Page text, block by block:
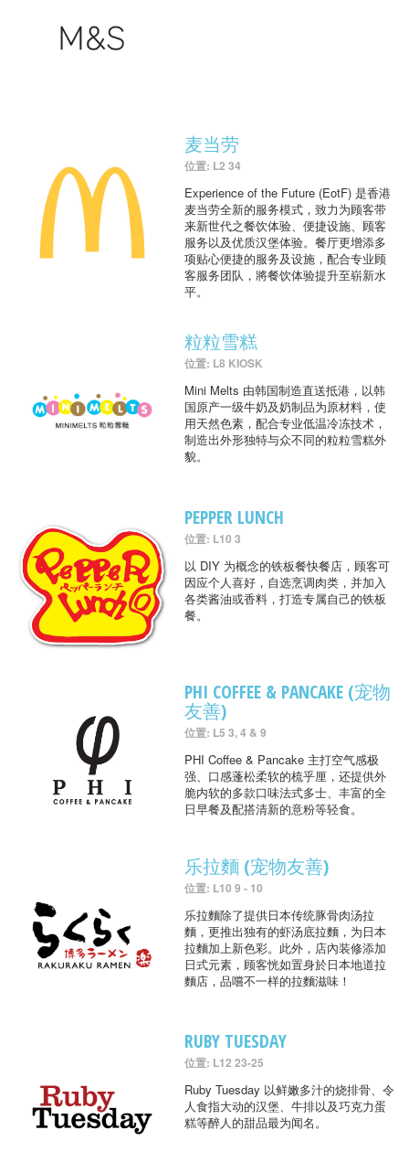
麦当劳
位置: L2 34
Experience of the Future (EotF) 是香港
麦当劳全新的服务模式，致力为顾客带
来新世代之餐饮体验、便捷设施、顾客
服务以及优质汉堡体验。餐厅更增添多
项贴心便捷的服务及设施，配合专业顾
客服务团队，將餐饮体验提升至崭新水
平。
粒粒雪糕
位置: L8 KIOSK
Mini Melts 由韩国制造直送抵港，以韩
国原产一级牛奶及奶制品为原材料，使
用天然色素，配合专业低温冷冻技术，
制造出外形独特与众不同的粒粒雪糕外
貌。
PEPPER LUNCH
位置: L10 3
以 DIY 为概念的铁板餐快餐店，顾客可
因应个人喜好，自选烹调肉类，并加入
各类酱油或香料，打造专属自己的铁板
餐。
PHI COFFEE & PANCAKE (宠物
友善)
位置: L5 3, 4 & 9
PHI Coffee & Pancake 主打空气感极
强、口感蓬松柔软的梳乎厘，还提供外
脆内软的多款口味法式多士、丰富的全
日早餐及配搭清新的意粉等轻食。
乐拉麵 (宠物友善)
位置: L10 9 - 10
乐拉麵除了提供日本传统豚骨肉汤拉
麵，更推出独有的虾汤底拉麵，为日本
拉麵加上新色彩。此外，店內装修添加
日式元素，顾客恍如置身於日本地道拉
麵店，品嚐不一样的拉麵滋味！
RUBY TUESDAY
位置: L12 23-25
Ruby Tuesday 以鲜嫩多汁的烧排骨、令
人食指大动的汉堡、牛排以及巧克力蛋
糕等醉人的甜品最为闻名。